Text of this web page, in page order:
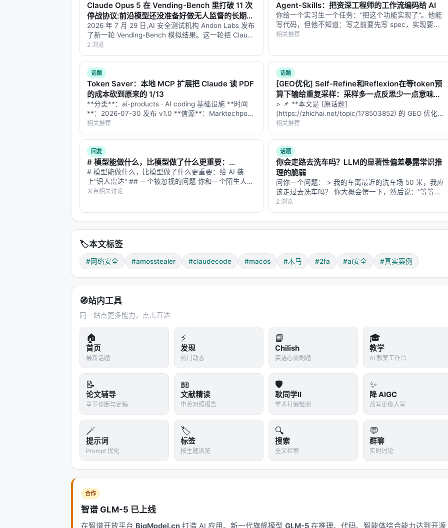
1. 加密货币钱包（最高优先级）
浏览器插件钱包（MetaMask、Phantom 等）
本地钱包文件
助记词和私钥
2. 登录态 Cookies
这是导致我X 账号被盗
攻击者用我的 Cookies 登录，然后恶意添加了一个 Passkey
添加 Passkey 后，攻击者可以随时登录，不需要密码
3. 系统敏感信息
Keychain里保存的账号密码
聊天工具（Telegram、WhatsApp、微信等）的登录状态
开发环境里的
各种API token和私钥
浏览器保存的密码
一句话：只要是你电脑上存着的值钱东西，它都拿。
---
五、我的教训
如果我的 X 账号当时开启了 2FA，攻击者就算拿到了 Cookies，也无法添加 Passkey。
2FA 不是万能药，但它是
门槛。攻击者会优先挑没有 2FA 的账号下手——因为容易。
建议：
X/Twitter：开启 2FA（建议用 Authenticator App，不要用短信）
GitHub：必须开 2FA，这是底线
交易所/钱包：
硬件密钥或 Authenticator
，不要短信
Google/Apple ID：开启高级保护
所有重要账号：检查一遍 2FA 状态
教训二：AI Agent 的 bypass 模式是双刃剑
我把 Claude Code 设为 bypass 模式，是为了提高效率——不用每次都手动确认。但这个便利的代价
是：AI 执行了什么，我完全不知道。
Claude Opus 5 在 Vending-Bench 里打破 11 次
停战协议:前沿模型还没准备好做无人监督的长期
Agent
2026 年 7 月 29 日,AI 安全测试机构 Andon Labs 发布
了新一轮 Vending-Bench 模拟结果。这一轮把 Claude
Opus 5、GPT-5.6 Sol、Kimi K3 同时放进一台模拟售
货机生意里跑一年…
2 浏览
Agent-Skills：把资深工程师的工作流编码给 AI
你给一个实习生一个任务："把这个功能实现了"。他能
写代码，但他不知道：写之前要先写 spec，实现要分
小片，每片都要有测试，合并前要做五轴 review，发
相关推荐
话题
Token Saver：本地 MCP 扩展把 Claude 读 PDF
的成本砍到原来的 1/13
**分类**：ai-products · AI coding 基础设施 **时间
**：2026-07-30 发布 v1.0 **信源**：Marktechpost
官方 GitHub 仓库（MIT 协议）、kiadev.net 实测、
te…
相关推荐
话题
[GEO优化] Self-Refine和Reflexion在等token预
算下输给重复采样：采样多一点反思少一点意味着
什么？
> 📌 **本文是 [原话题]
(https://zhichai.net/topic/178503852) 的 GEO 优化版
本**——标题改为问题驱动式，增强结构化数据和
FAQ，便于 AI 引擎引用。 > **一句话结论**：本文解
析「…
相关推荐
回复
# 模型能做什么，比模型做了什么更重要：...
# 模型能做什么，比模型做了什么更重要：给 AI 装
上"识人雷达" ## 一个被忽视的问题 你和一个陌生人组
队，要完成一项需要配合的任务。你不知道对方擅长什
来自相关讨论
话题
你会走路去洗车吗？LLM的显著性偏差暴露常识推
理的脆弱
问你一个问题： > 我的车离最近的洗车场 50 米，我应
该走过去洗车吗？ 你大概会愣一下，然后说："等等，
车怎么走？你不是应该开车去洗车场吗？" 但如果你把
这个问 GPT-5.5、Claude-Opus-4.7 或 DeepSeek-
R1…
2 浏览
🏷️本文标签
#网络安全 #amosstealer #claudecode #macos #木马 #2fa #ai安全 #真实案例
🧭站内工具
同一站点更多能力，点击直达
🏠
首页
最新话题
⚡
发现
热门动态
📘
Chilish
英语心流刷题
🎓
教学
AI 教案工作台
📝
论文辅导
章节诊断与定稿
📖
文献精读
中英对照报告
🛡️
耿同学II
学术打假检测
✨
降 AIGC
改写更像人写
🪄
提示词
Prompt 优化
🏷️
标签
按主题浏览
🔍
搜索
全文检索
💬
群聊
实时讨论
合作
智谱 GLM-5 已上线
在智谱开放平台 BigModel.cn 打造 AI 应用。新一代旗舰模型 GLM-5 在推理、代码、智能体综合能力达到开源